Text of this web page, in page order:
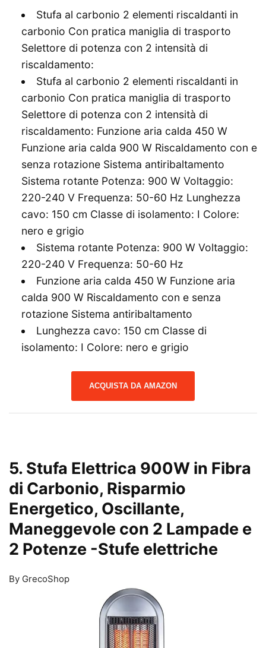
Stufa al carbonio 2 elementi riscaldanti in
carbonio Con pratica maniglia di trasporto
Selettore di potenza con 2 intensità di
riscaldamento:
Stufa al carbonio 2 elementi riscaldanti in
carbonio Con pratica maniglia di trasporto
Selettore di potenza con 2 intensità di
riscaldamento: Funzione aria calda 450 W
Funzione aria calda 900 W Riscaldamento con e
senza rotazione Sistema antiribaltamento
Sistema rotante Potenza: 900 W Voltaggio:
220-240 V Frequenza: 50-60 Hz Lunghezza
cavo: 150 cm Classe di isolamento: I Colore:
nero e grigio
Sistema rotante Potenza: 900 W Voltaggio:
220-240 V Frequenza: 50-60 Hz
Funzione aria calda 450 W Funzione aria
calda 900 W Riscaldamento con e senza
rotazione Sistema antiribaltamento
Lunghezza cavo: 150 cm Classe di
isolamento: I Colore: nero e grigio
ACQUISTA DA AMAZON
5. Stufa Elettrica 900W in Fibra
di Carbonio, Risparmio
Energetico, Oscillante,
Maneggevole con 2 Lampade e
2 Potenze -Stufe elettriche
By GrecoShop